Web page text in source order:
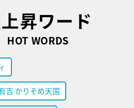
昇ワード
HOT WORDS
吉 かりそめ天国